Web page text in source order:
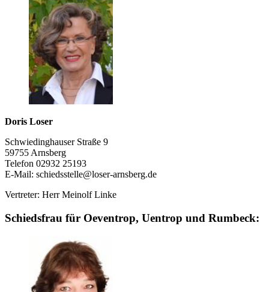
Doris Loser
Schwiedinghauser Straße 9
59755 Arnsberg
Telefon 02932 25193
E-Mail: schiedsstelle@loser-arnsberg.de
Vertreter: Herr Meinolf Linke
Schiedsfrau für Oeventrop, Uentrop und Rumbeck: